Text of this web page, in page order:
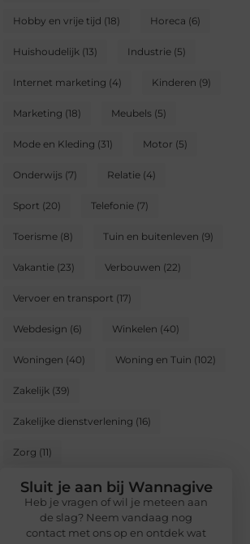
Hobby en vrije tijd (18) Horeca (6)
Huishoudelijk (13) Industrie (5)
Internet marketing (4) Kinderen (9)
Marketing (18) Meubels (5)
Mode en Kleding (31) Motor (5)
Onderwijs (7) Relatie (4)
Sport (20) Telefonie (7)
Toerisme (8) Tuin en buitenleven (9)
Vakantie (23) Verbouwen (22)
Vervoer en transport (17)
Webdesign (6) Winkelen (40)
Woningen (40) Woning en Tuin (102)
Zakelijk (39)
Zakelijke dienstverlening (16)
Zorg (11)
Sluit je aan bij Wannagive
Heb je vragen of wil je meteen aan
de slag? Neem vandaag nog
contact met ons op en ontdek wat